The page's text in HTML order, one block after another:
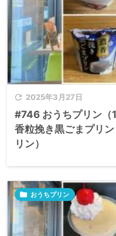
 2025年3月27日
#746 おうちプリン（
香粒挽き黒ごまプリ
リン）
 おうちプリン